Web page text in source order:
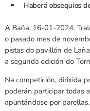
Haberá obsequios
A Baña. 16-01-2024.
o pasado mes de
pistas do pavillón de
a segunda edición do
Na competición, dirixida
poderán participar todas
apuntándose por parellas.